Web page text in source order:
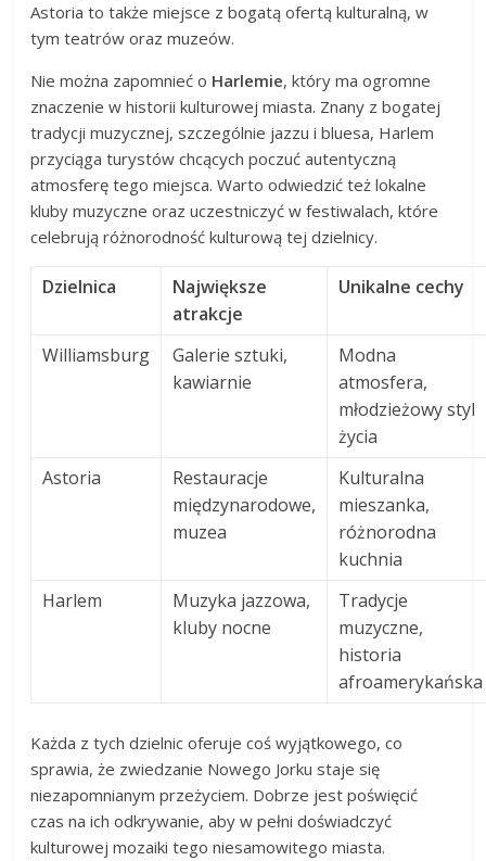
Astoria to także miejsce z bogatą ofertą kulturalną, w
tym teatrów oraz muzeów.
Nie można zapomnieć o Harlemie, który ma ogromne
znaczenie w historii kulturowej miasta. Znany z bogatej
tradycji muzycznej, szczególnie jazzu i bluesa, Harlem
przyciąga turystów chcących poczuć autentyczną
atmosferę tego miejsca. Warto odwiedzić też lokalne
kluby muzyczne oraz uczestniczyć w festiwalach, które
celebrują różnorodność kulturową tej dzielnicy.
Dzielnica
Największe
atrakcje
Unikalne cechy
Williamsburg
Galerie sztuki,
kawiarnie
Modna
atmosfera,
młodzieżowy styl
życia
Astoria
Restauracje
międzynarodowe,
muzea
Kulturalna
mieszanka,
różnorodna
kuchnia
Harlem
Muzyka jazzowa,
kluby nocne
Tradycje
muzyczne,
historia
afroamerykańska
Każda z tych dzielnic oferuje coś wyjątkowego, co
sprawia, że zwiedzanie Nowego Jorku staje się
niezapomnianym przeżyciem. Dobrze jest poświęcić
czas na ich odkrywanie, aby w pełni doświadczyć
kulturowej mozaiki tego niesamowitego miasta.